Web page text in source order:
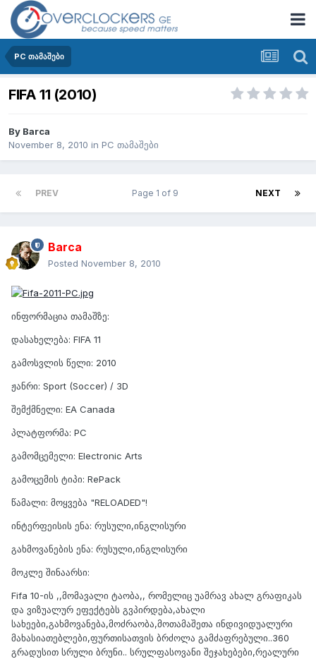
PC თამაშები
FIFA 11 (2010)
By Barca
November 8, 2010 in PC თამაშები
PREV NEXT
Page 1 of 9
Barca
Posted November 8, 2010
ინფორმაცია თამაშზე:
დასახელება: FIFA 11
გამოსვლის წელი: 2010
ჟანრი: Sport (Soccer) / 3D
შემქმნელი: EA Canada
პლატფორმა: PC
გამომცემელი: Electronic Arts
გამოცემის ტიპი: RePack
წამალი: მოყვება "RELOADED"!
ინტერფეისის ენა: რუსული,ინგლისური
გახმოვანების ენა: რუსული,ინგლისური
მოკლე შინაარსი:
Fifa 10-ის ,,მომავალი ტაობა,, რომელიც უამრავ ახალ გრაფიკას
და ვიზუალურ ეფექტებს გვპირდება,ახალი
სახეები,გახმოვანება,მოძრაობა,მოთამაშეთა ინდივიდუალური
მახასიათებლები,ფურთისათვის ბრძოლა გამძაფრებული..360
გრადუსით სრული ბრუნი.. სრულფასოვანი შეჯახებები,რეალური